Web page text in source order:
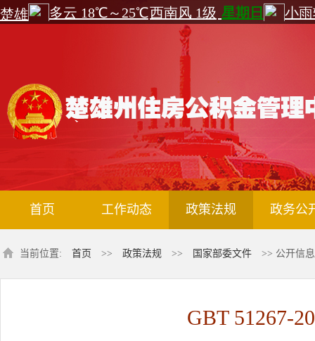
首页 工作动态 政策法规 政务公
当前位置: 首页 >> 政策法规 >> 国家部委文件 >> 公开信
GBT 51267-